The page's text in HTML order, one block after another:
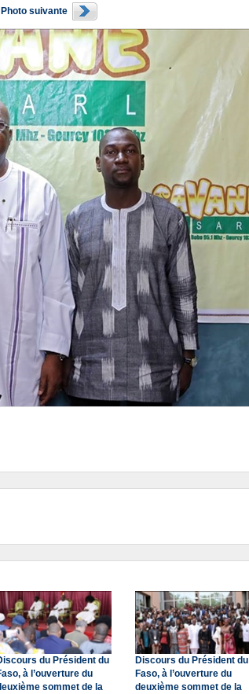
Photo suivante
du Président du
à l’ouverture du
sommet de la
Discours du Président du
Faso, à l’ouverture du
deuxième sommet de la